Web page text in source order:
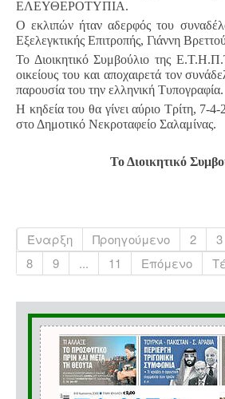
ΕΛΕΥΘΕΡΟΤΥΠΙΑ.
Ο εκλιπών ήταν αδερφός του
Εξελεγκτικής Επιτροπής, Γιάννη
Το Διοικητικό Συμβούλιο της
οικείους του και αποχαιρετά τον
παρουσία του την ελληνική Τυπογραφία.
Η κηδεία του θα γίνει αύριο Τρίτη, 7-
στο Δημοτικό Νεκροταφείο Σαλαμίνας.
Το Διοικητικό
Έναρξη Προηγούμενο 2 3
8
9 ... 11 Επόμενο